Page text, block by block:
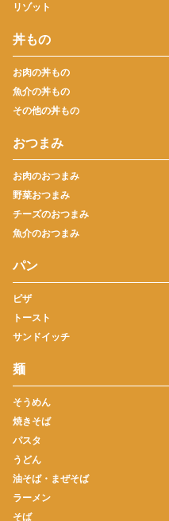
リゾット
丼もの
お肉の丼もの
魚介の丼もの
その他の丼もの
おつまみ
お肉のおつまみ
野菜おつまみ
チーズのおつまみ
魚介のおつまみ
パン
ピザ
トースト
サンドイッチ
麺
そうめん
焼きそば
パスタ
うどん
油そば・まぜそば
ラーメン
そば